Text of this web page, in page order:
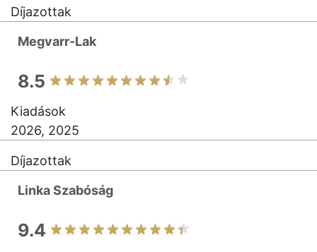
Díjazottak
Megvarr-Lak
8.5
Kiadások
2026, 2025
Díjazottak
Linka Szabóság
9.4